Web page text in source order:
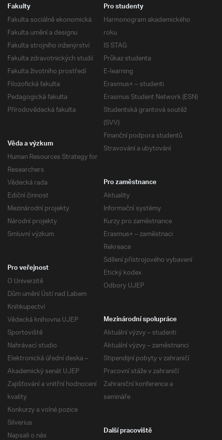
Fakulty
Fakulta sociálně ekonomická
Fakulta umění a designu
Fakulta strojního inženýrství
Fakulta zdravotnických studií
Fakulta životního prostředí
Filozofická fakulta
Pedagogická fakulta
Přírodovědecká fakulta
Pro studenty
Harmonogram akademického
roku
IS STAG
Průkaz studenta
E-learning
Erasmus+ – studenti
Erasmus Student Network (ESN)
Studentská grantová soutěž
(SVV)
Finanční podpora studentů
Stravování a ubytování
Věda a výzkum
Human Resources Strategy for
Researchers
Vědecká rada
Ediční činnost
Mezinárodní projekty
Národní projekty
Smluvní výzkum
Pro zaměstnance
Aktuality
Informační systémy
Kurzy pro zaměstnance
Erasmus+ – zaměstnaci
Rekreace
Sdílení přístrojového vybavení
Etický kodex
Odbory UJEP
Pro veřejnost
O Univerzitě
Dům umění Ústí nad Labem
Knihkupectví
Vědecká knihovna UJEP
Sportoviště
Nahrávací studio
Elektronická úřední deska –
Akademický senát UJEP
Zajišťování a vnitřní hodnocení
kvality
Konkurzy a volné pozice
Silverius
Napsali o nás
Mezinárodní spolupráce
Aktuální výzvy – studenti
Aktuální výzvy – zaměstnanci
Stipendijní pobyty v zahraničí
Pracovní stáže v zahraničí
Zahraniční konference a
semináře
Další pracoviště